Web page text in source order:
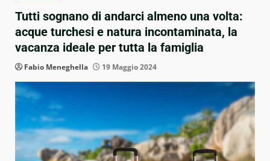
Tutti sognano di andarci almeno una volta:
acque turchesi e natura incontaminata, la
vacanza ideale per tutta la famiglia
Fabio Meneghella 19 Maggio 2024